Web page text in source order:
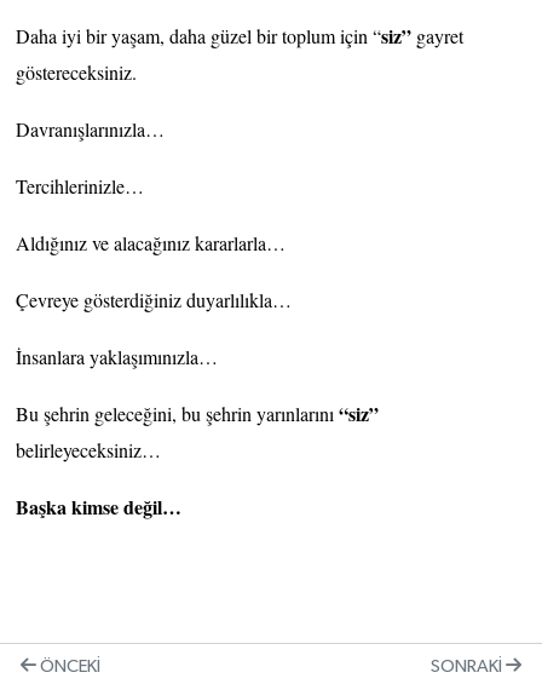
Daha iyi bir yaşam, daha güzel bir toplum için “siz”gayret
göstereceksiniz.
Davranışlarınızla…
Tercihlerinizle…
Aldığınız ve alacağınız kararlarla…
Çevreye gösterdiğiniz duyarlılıkla…
İnsanlara yaklaşımınızla…
Bu şehrin geleceğini, bu şehrin yarınlarını “siz”
belirleyeceksiniz…
Başka kimse değil…
ÖNCEKI SONRAKI